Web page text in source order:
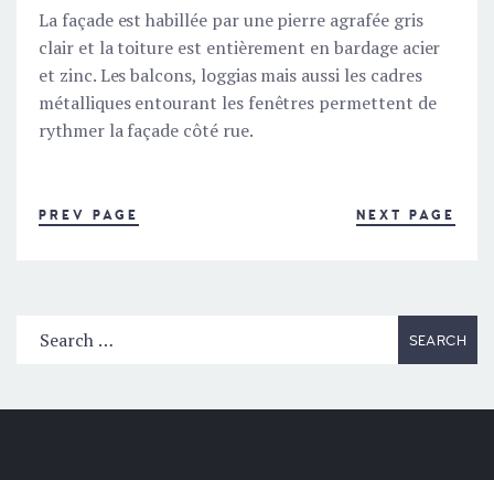
La façade est habillée par une pierre agrafée gris
clair et la toiture est entièrement en bardage acier
et zinc. Les balcons, loggias mais aussi les cadres
métalliques entourant les fenêtres permettent de
rythmer la façade côté rue.
PREV PAGE NEXT PAGE